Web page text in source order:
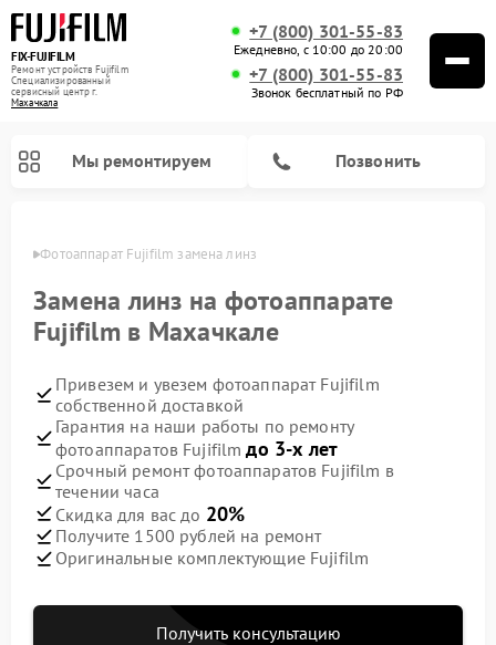
FIX-FUJIFILM
Ремонт устройств Fujifilm
Специализированный
cервисный центр г.
Махачкала
+7 (800) 301-55-83
Ежедневно, с 10:00 до 20:00
+7 (800) 301-55-83
Звонок бесплатный по РФ
Мы ремонтируем Позвонить
Фотоаппарат Fujifilm замена линз
Замена линз на фотоаппарате
Fujifilm в Махачкале
Привезем и увезем фотоаппарат Fujifilm
собственной доставкой
Гарантия на наши работы по ремонту
фотоаппаратов Fujifilmдо 3-х лет
Срочный ремонт фотоаппаратов Fujifilm в
течении часа
Скидка для вас до 20%
Получите 1500 рублей на ремонт
Оригинальные комплектующие Fujifilm
Получить консультацию